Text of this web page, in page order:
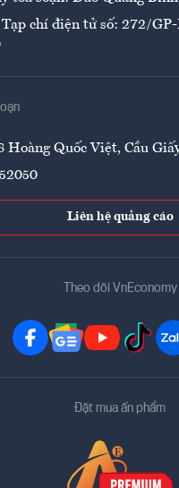
chí điện tử số: 272/
Hoàng Quốc Việt, Cầu
Liên hệ quảng cáo
Theo dõi VnEconomy
Đặt mua ấn phẩm